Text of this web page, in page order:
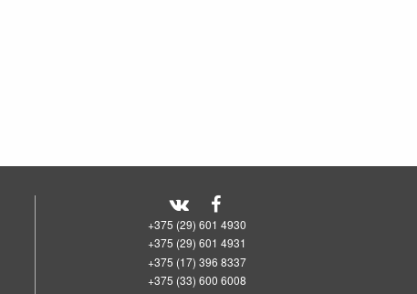
+375 (29) 601 4930
+375 (29) 601 4931
+375 (17) 396 8337
+375 (33) 600 6008